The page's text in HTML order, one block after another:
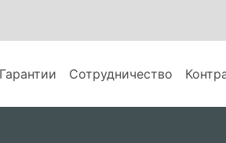
Гарантии Сотрудничество